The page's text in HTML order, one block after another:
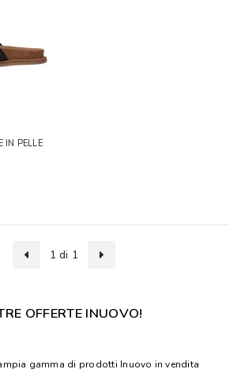
IN PELLE
1 di 1
OFFERTE INUOVO!
gamma di prodotti Inuovo in vendita